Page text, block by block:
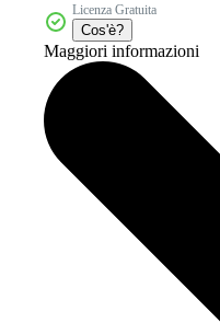
Licenza Gratuita
Cos'è?
Maggiori informazioni